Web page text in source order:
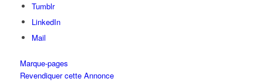
Tumblr
LinkedIn
Mail
Marque-pages
Revendiquer cette Annonce